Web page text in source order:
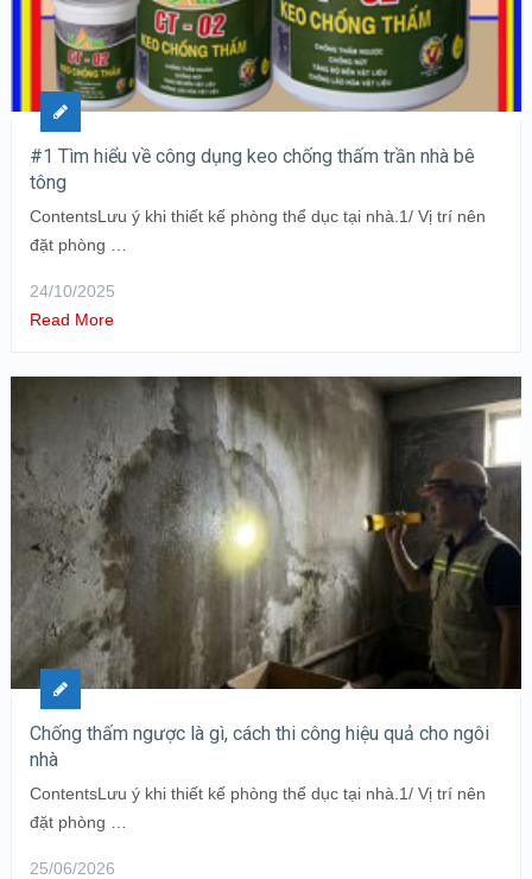
#1 Tìm hiểu về công dụng keo chống thấm trần nhà bê
tông
ContentsLưu ý khi thiết kế phòng thể dục tại nhà.1/ Vị trí nên
đặt phòng …
24/10/2025
Read More
Chống thấm ngược là gì, cách thi công hiệu quả cho ngôi
nhà
ContentsLưu ý khi thiết kế phòng thể dục tại nhà.1/ Vị trí nên
đặt phòng …
25/06/2026